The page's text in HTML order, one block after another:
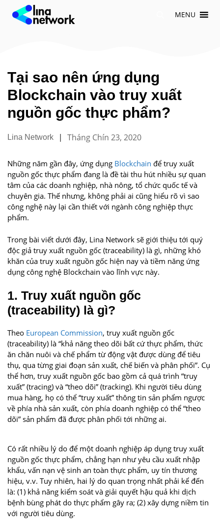
Chuyển
MENU
Tại sao nên ứng dụng
Blockchain vào truy xuất
nguồn gốc thực phẩm?
Lina Network | Tháng Chín 23, 2020
Những năm gần đây, ứng dụng Blockchain để truy xuất
nguồn gốc thực phẩm đang là đề tài thu hút nhiều sự quan
tâm của các doanh nghiệp, nhà nông, tổ chức quốc tế và
chuyên gia. Thế nhưng, không phải ai cũng hiểu rõ vì sao
công nghệ này lại cần thiết với ngành công nghiệp thực
phẩm.
Trong bài viết dưới đây, Lina Network sẽ giới thiệu tới quý
độc giả truy xuất nguồn gốc (traceability) là gì, những khó
khăn của truy xuất nguồn gốc hiện nay và tiềm năng ứng
dụng công nghệ Blockchain vào lĩnh vực này.
1. Truy xuất nguồn gốc
(traceability) là gì?
Theo European Commission, truy xuất nguồn gốc
(traceability) là “khả năng theo dõi bất cứ thực phẩm, thức
ăn chăn nuôi và chế phẩm từ động vật được dùng để tiêu
thụ, qua từng giai đoạn sản xuất, chế biến và phân phối”. Cụ
thể hơn, truy xuất nguồn gốc bao gồm cả quá trình “truy
xuất” (tracing) và “theo dõi” (tracking). Khi người tiêu dùng
mua hàng, họ có thể “truy xuất” thông tin sản phẩm ngược
về phía nhà sản xuất, còn phía doanh nghiệp có thể “theo
dõi” sản phẩm đã được phân phối tới những ai.
Có rất nhiều lý do để một doanh nghiệp áp dụng truy xuất
nguồn gốc thực phẩm, chẳng hạn như yêu cầu xuất nhập
khẩu, vấn nạn vệ sinh an toàn thực phẩm, uy tín thương
hiệu, v.v. Tuy nhiên, hai lý do quan trọng nhất phải kể đến
là: (1) khả năng kiểm soát và giải quyết hậu quả khi dịch
bệnh bùng phát do thực phẩm gây ra; (2) xây dựng niềm tin
với người tiêu dùng.